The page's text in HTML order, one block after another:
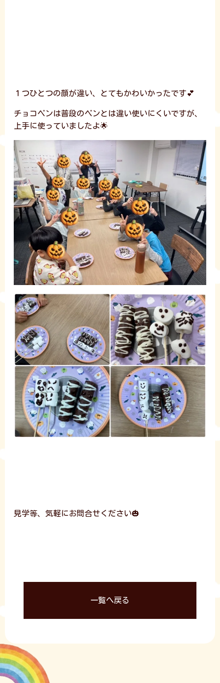
１つひとつの顔が違い、とてもかわいかったです💕
チョコペンは普段のペンとは違い使いにくいですが、
上手に使っていましたよ🌟
見学等、気軽にお問合せください🎃
一覧へ戻る